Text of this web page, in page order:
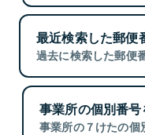
最近検索した郵便
過去に検索した郵便
事業所の個別番
事業所の７けたの個